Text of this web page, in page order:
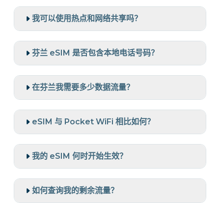
我可以使用热点和网络共享吗？
芬兰 eSIM 是否包含本地电话号码？
在芬兰我需要多少数据流量？
eSIM 与 Pocket WiFi 相比如何？
我的 eSIM 何时开始生效？
如何查询我的剩余流量？